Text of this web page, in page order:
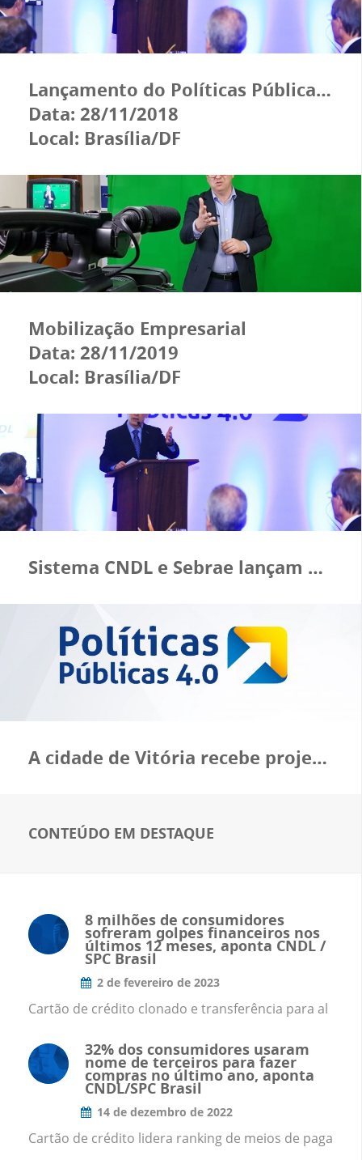
Lançamento do Políticas Públicas 4.0
Data: 28/11/2018
Local: Brasília/DF
Mobilização Empresarial
Data: 28/11/2019
Local: Brasília/DF
Sistema CNDL e Sebrae lançam plataforma inovadora para o varejo
A cidade de Vitória recebe projeto de qualificação de lideranças do varejo – PP 4.0
CONTEÚDO EM DESTAQUE
8 milhões de consumidores
sofreram golpes financeiros nos
últimos 12 meses, aponta CNDL /
SPC Brasil
2 de fevereiro de 2023
Cartão de crédito clonado e transferência para al
32% dos consumidores usaram
nome de terceiros para fazer
compras no último ano, aponta
CNDL/SPC Brasil
14 de dezembro de 2022
Cartão de crédito lidera ranking de meios de paga